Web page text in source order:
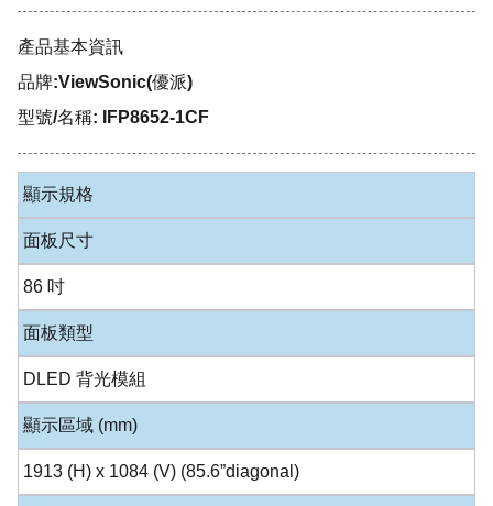
產品基本資訊
品牌:ViewSonic(優派)
型號/名稱: IFP8652-1CF
顯示規格
面板尺寸
86 吋
面板類型
DLED 背光模組
顯示區域 (mm)
1913 (H) x 1084 (V) (85.6”diagonal)